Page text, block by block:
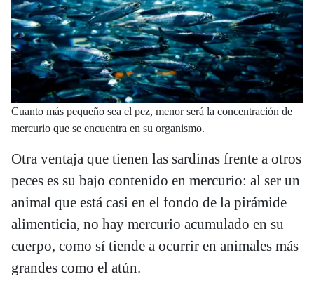
Cuanto más pequeño sea el pez, menor será la concentración de
mercurio que se encuentra en su organismo.
Otra ventaja que tienen las sardinas frente a otros
peces es su bajo contenido en mercurio: al ser un
animal que está casi en el fondo de la pirámide
alimenticia, no hay mercurio acumulado en su
cuerpo, como sí tiende a ocurrir en animales más
grandes como el atún.